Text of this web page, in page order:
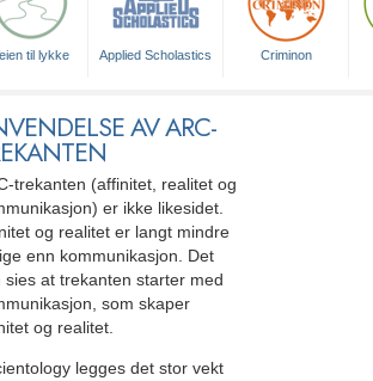
til lykke Applied Scholastics Criminon
AV ARC-
trekanten (affinitet, realitet og
er ikke likesidet.
og realitet er langt mindre
enn kommunikasjon. Det
sies at trekanten starter med
som skaper
og realitet.
legges det stor vekt